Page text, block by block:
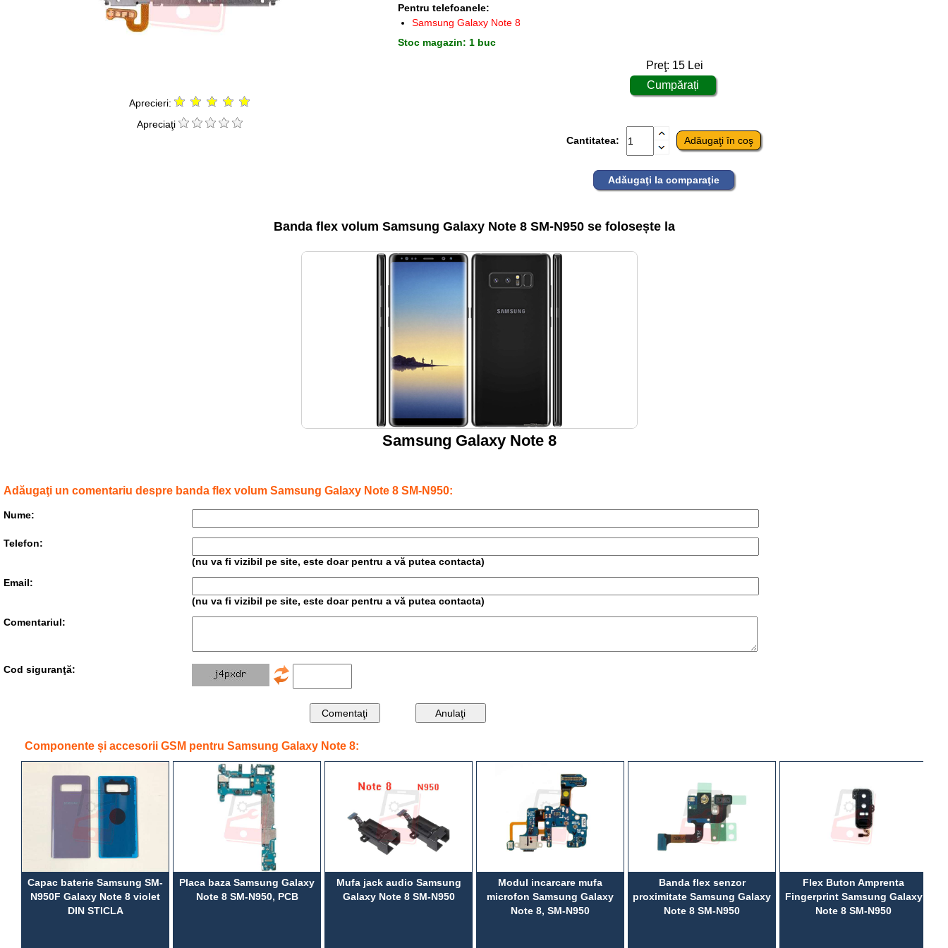
Aprecieri:
Apreciaţi
Pentru telefoanele:
Samsung Galaxy Note 8
Stoc magazin: 1 buc
Preţ: 15 Lei
Cantitatea:
Adăugaţi la comparaţie
Banda flex volum Samsung Galaxy Note 8 SM-N950 se folosește la
Samsung Galaxy Note 8
Adăugaţi un comentariu despre banda flex volum Samsung Galaxy Note 8 SM-N950:
Nume:
Telefon:
(nu va fi vizibil pe site, este doar pentru a vă putea contacta)
Email:
(nu va fi vizibil pe site, este doar pentru a vă putea contacta)
Comentariul:
Cod siguranţă:
Componente și accesorii GSM pentru Samsung Galaxy Note 8:
Capac baterie Samsung SM-
N950F Galaxy Note 8 violet
DIN STICLA
Placa baza Samsung Galaxy
Note 8 SM-N950, PCB
Mufa jack audio Samsung
Galaxy Note 8 SM-N950
Modul incarcare mufa
microfon Samsung Galaxy
Note 8, SM-N950
Banda flex senzor
proximitate Samsung Galaxy
Note 8 SM-N950
Flex Buton Amprenta
Fingerprint Samsung Galaxy
Note 8 SM-N950